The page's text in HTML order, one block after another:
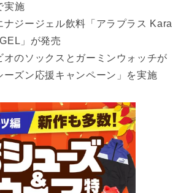
実施
ナジージェル飲料「アラプラス Kara
」が発売
オのソックスとガーミンウォッチが
ーズン応援キャンペーン」を実施